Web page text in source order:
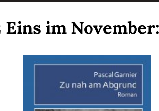
im November: